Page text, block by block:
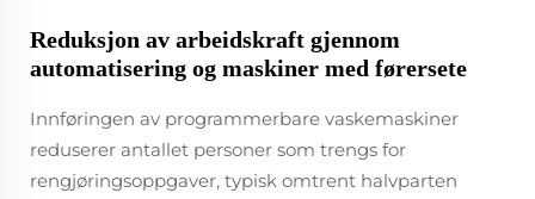
Reduksjon av arbeidskraft gjennom
automatisering og maskiner med førersete
Innføringen av programmerbare vaskemaskiner
reduserer antallet personer som trengs for
rengjøringsoppgaver, typisk omtrent halvparten